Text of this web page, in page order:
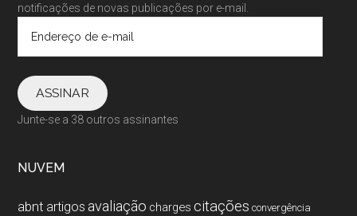
notificações de novas publicações por e-mail.
e-
mail
ASSINAR
Junte-se a 38 outros assinantes
NUVEM
abnt artigos avaliação charges citações convergência